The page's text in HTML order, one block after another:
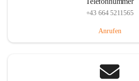
+43 664 5211565
Anrufen